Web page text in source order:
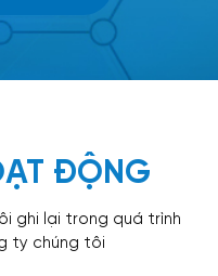
ĐỘNG
ghi lại trong quá trình
ty chúng tôi